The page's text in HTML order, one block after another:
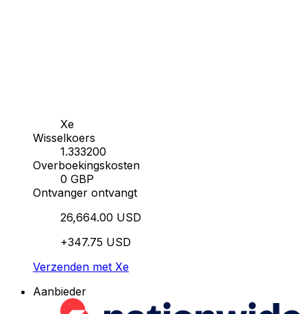
Xe
Wisselkoers
1.333200
Overboekingskosten
0 GBP
Ontvanger ontvangt
26,664.00 USD
+347.75 USD
Verzenden met Xe
Aanbieder